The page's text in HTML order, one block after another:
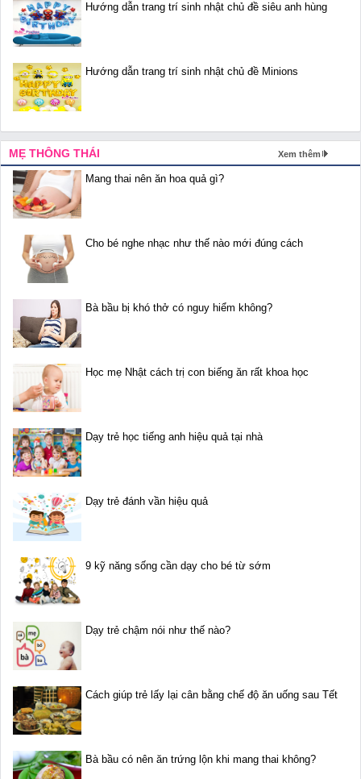
Hướng dẫn trang trí sinh nhật chủ đề siêu anh hùng
Hướng dẫn trang trí sinh nhật chủ đề Minions
MẸ THÔNG THÁI Xem thêm
Mang thai nên ăn hoa quả gì?
Cho bé nghe nhạc như thế nào mới đúng cách
Bà bầu bị khó thở có nguy hiểm không?
Học mẹ Nhật cách trị con biếng ăn rất khoa học
Dạy trẻ học tiếng anh hiệu quả tại nhà
Dạy trẻ đánh vần hiệu quả
9 kỹ năng sống cần dạy cho bé từ sớm
Dạy trẻ chậm nói như thế nào?
Cách giúp trẻ lấy lại cân bằng chế độ ăn uống sau Tết
Bà bầu có nên ăn trứng lộn khi mang thai không?